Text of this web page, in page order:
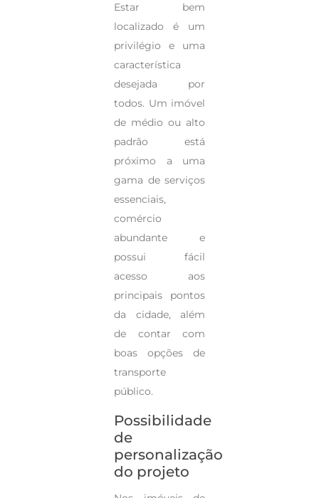
Estar bem
localizado é um
privilégio e uma
característica
desejada por
todos. Um imóvel
de médio ou alto
padrão está
próximo a uma
gama de serviços
essenciais,
comércio
abundante e
possui fácil
acesso aos
principais pontos
da cidade, além
de contar com
boas opções de
transporte
público.
Possibilidade
de
personalização
do projeto